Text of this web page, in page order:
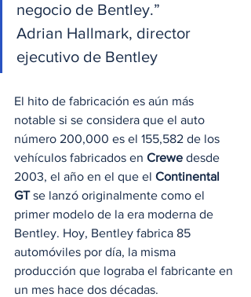
negocio de Bentley.”
Adrian Hallmark, director
ejecutivo de Bentley
El hito de fabricación es aún más
notable si se considera que el auto
número 200,000 es el 155,582 de los
vehículos fabricados en Crewe desde
2003, el año en el que el Continental
GT se lanzó originalmente como el
primer modelo de la era moderna de
Bentley. Hoy, Bentley fabrica 85
automóviles por día, la misma
producción que lograba el fabricante en
un mes hace dos décadas.